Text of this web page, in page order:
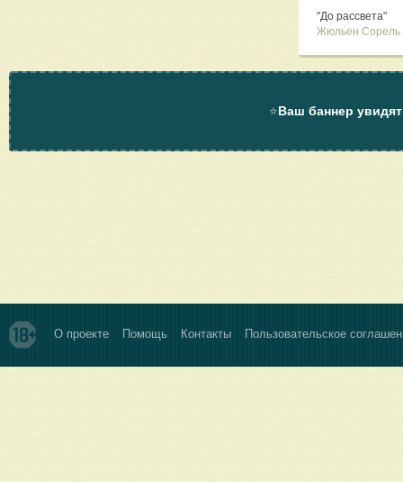
"До рассвета"
Жюльен Сорель
⭐Ваш баннер
О проекте Помощь Контакты Пользовательское